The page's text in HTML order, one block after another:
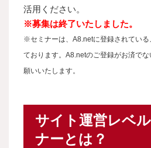
活用ください。
※募集は終了いたしました。
※セミナーは、A8.netに登録されている
ております。A8.netのご登録がお済でな
願いいたします。
サイト運営レベ
ナーとは？